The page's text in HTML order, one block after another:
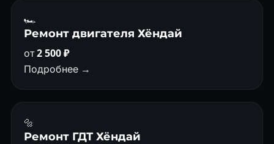
🏎
Ремонт двигателя Хёндай
от2 500 ₽
Подробнее →
🔩
Ремонт ГДТ Хёндай